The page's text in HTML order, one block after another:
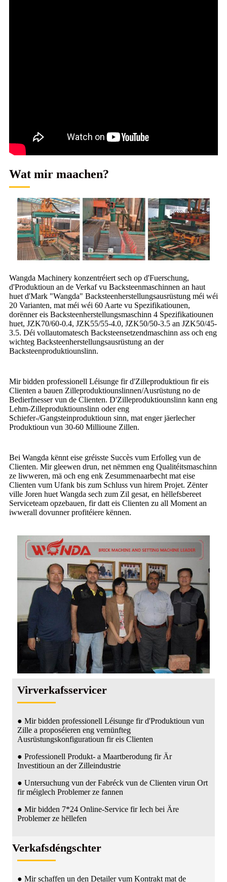
Wat mir maachen?
Wangda Machinery konzentréiert sech op d'Fuerschung,
d'Produktioun an de Verkaf vu Backsteenmaschinnen an haut
huet d'Mark "Wangda" Backsteenherstellungsausrüstung méi wéi
20 Varianten, mat méi wéi 60 Aarte vu Spezifikatiounen,
dorënner eis Backsteenherstellungsmaschinn 4 Spezifikatiounen
huet, JZK70/60-0.4, JZK55/55-4.0, JZK50/50-3.5 an JZK50/45-
3.5. Déi vollautomatesch Backsteensetzendmaschinn ass och eng
wichteg Backsteenherstellungsausrüstung an der
Backsteenproduktiounslinn.
Mir bidden professionell Léisunge fir d'Zilleproduktioun fir eis
Clienten a bauen Zilleproduktiounslinnen/Ausrüstung no de
Bedierfnesser vun de Clienten. D'Zilleproduktiounslinn kann eng
Lehm-Zilleproduktiounslinn oder eng
Schiefer-/Gangsteinproduktioun sinn, mat enger jäerlecher
Produktioun vun 30-60 Millioune Zillen.
Bei Wangda kënnt eise gréisste Succès vum Erfolleg vun de
Clienten. Mir gleewen drun, net nëmmen eng Qualitéitsmaschinn
ze liwweren, mä och eng enk Zesummenaarbecht mat eise
Clienten vum Ufank bis zum Schluss vun hirem Projet. Zënter
ville Joren huet Wangda sech zum Zil gesat, en hëllefsbereet
Serviceteam opzebauen, fir datt eis Clienten zu all Moment an
iwwerall dovunner profitéiere kënnen.
Virverkafsservicer
● Mir bidden professionell Léisunge fir d'Produktioun vun
Zille a proposéieren eng vernünfteg
Ausrüstungskonfiguratioun fir eis Clienten
● Professionell Produkt- a Maartberodung fir Är
Investitioun an der Zilleindustrie
● Untersuchung vun der Fabréck vun de Clienten virun Ort
fir méiglech Problemer ze fannen
● Mir bidden 7*24 Online-Service fir Iech bei Äre
Problemer ze hëllefen
Verkafsdéngschter
● Mir schaffen un den Detailer vum Kontrakt mat de